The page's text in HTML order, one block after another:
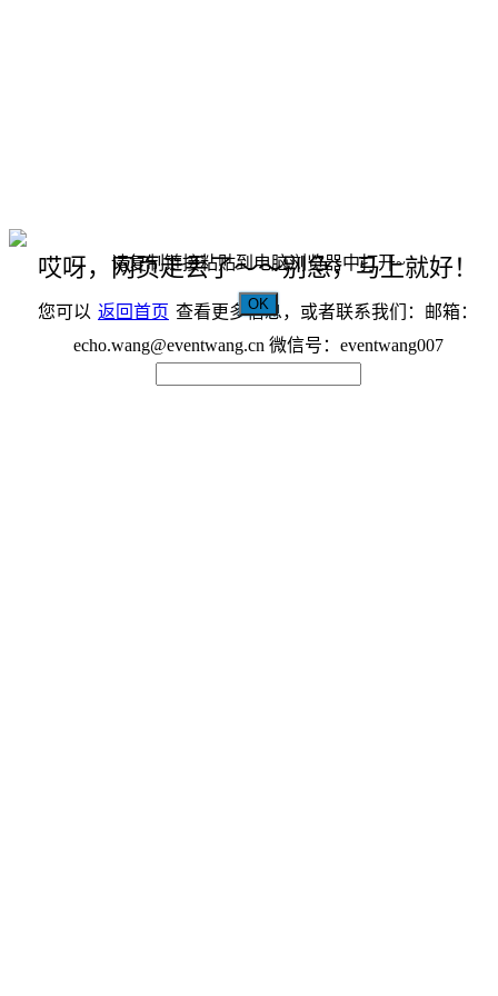
哎呀，网页走丢了～～别急，马上就好！
您可以 返回首页 查看更多信息，或者联系我们：邮箱：
echo.wang@eventwang.cn 微信号：eventwang007
请复制链接粘贴到电脑浏览器中打开~
OK